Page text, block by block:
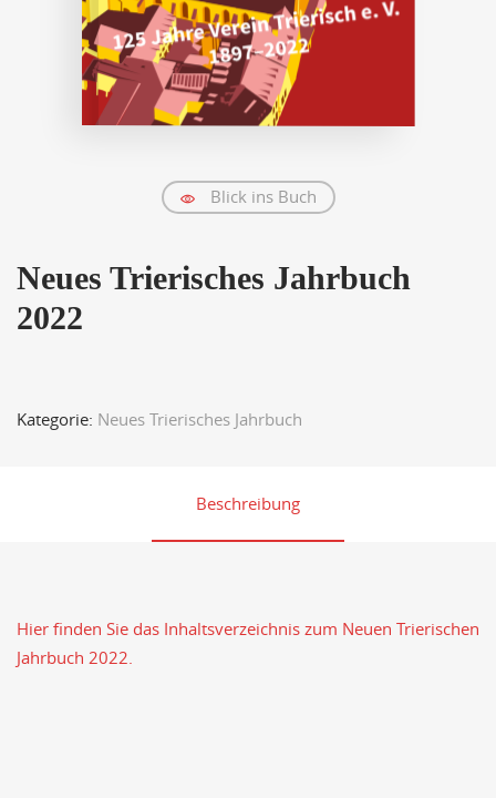
Blick ins Buch
Neues Trierisches Jahrbuch
2022
Kategorie: Neues Trierisches Jahrbuch
Beschreibung
Hier finden Sie das Inhaltsverzeichnis zum Neuen Trierischen
Jahrbuch 2022.